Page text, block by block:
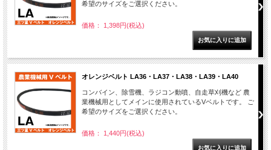
希望のサイズをご選択ください。
価格： 1,398円(税込)
オレンジベルト LA36・LA37・LA38・LA39・LA40
コンバイン、除雪機、ラジコン動噴、自走草刈機など 農
業機械用としてメインに使用されているVベルトです。 ご
希望のサイズをご選択ください。
価格： 1,440円(税込)